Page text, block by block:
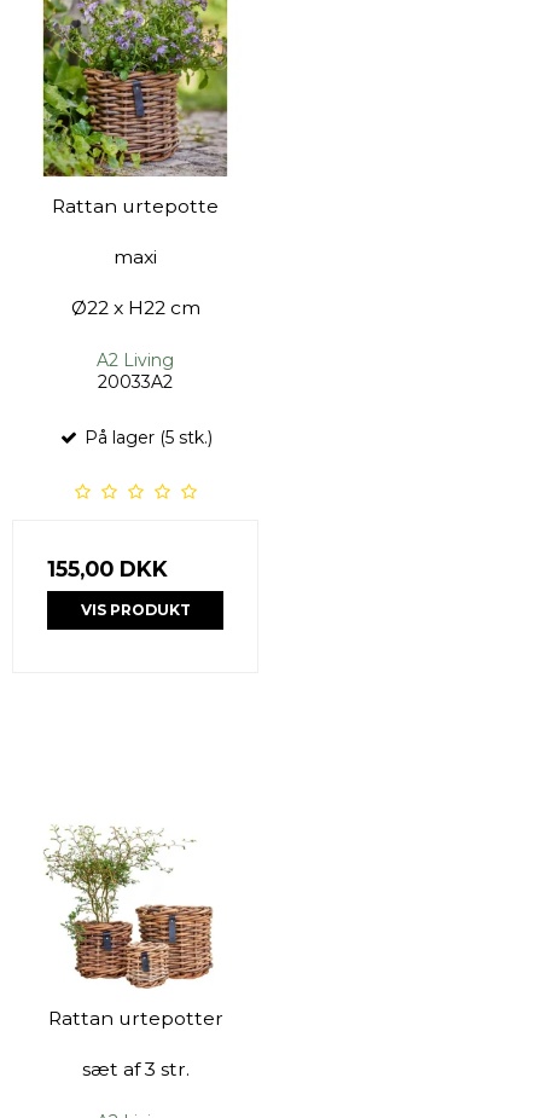
Rattan urtepotte
maxi
Ø22 x H22 cm
A2 Living
20033A2
På lager (5 stk.)
155,00 DKK
VIS PRODUKT
Rattan urtepotter
sæt af 3 str.